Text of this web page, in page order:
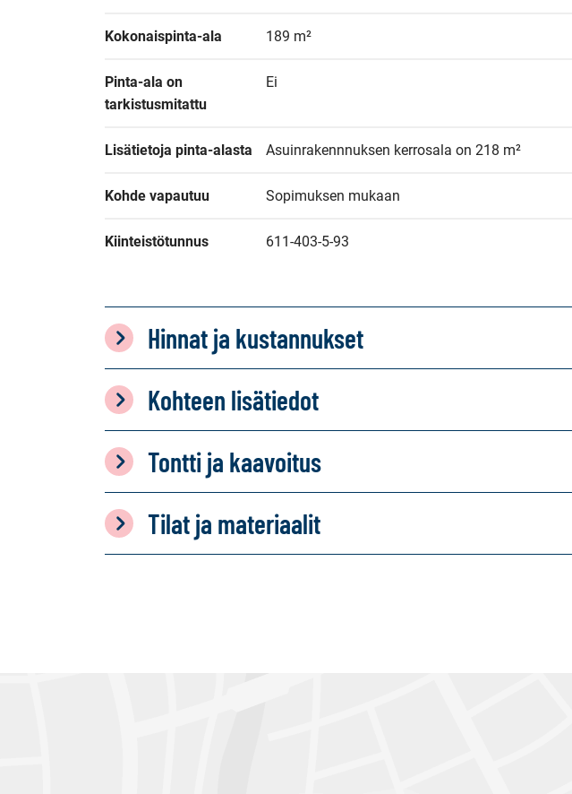
Kokonaispinta-ala 189 m²
Pinta-ala on
tarkistusmitattu
Ei
Lisätietoja pinta-alasta Asuinrakennnuksen kerrosala on 218 m²
Kohde vapautuu Sopimuksen mukaan
Kiinteistötunnus 611-403-5-93
Hinnat ja kustannukset
Kohteen lisätiedot
Tontti ja kaavoitus
Tilat ja materiaalit